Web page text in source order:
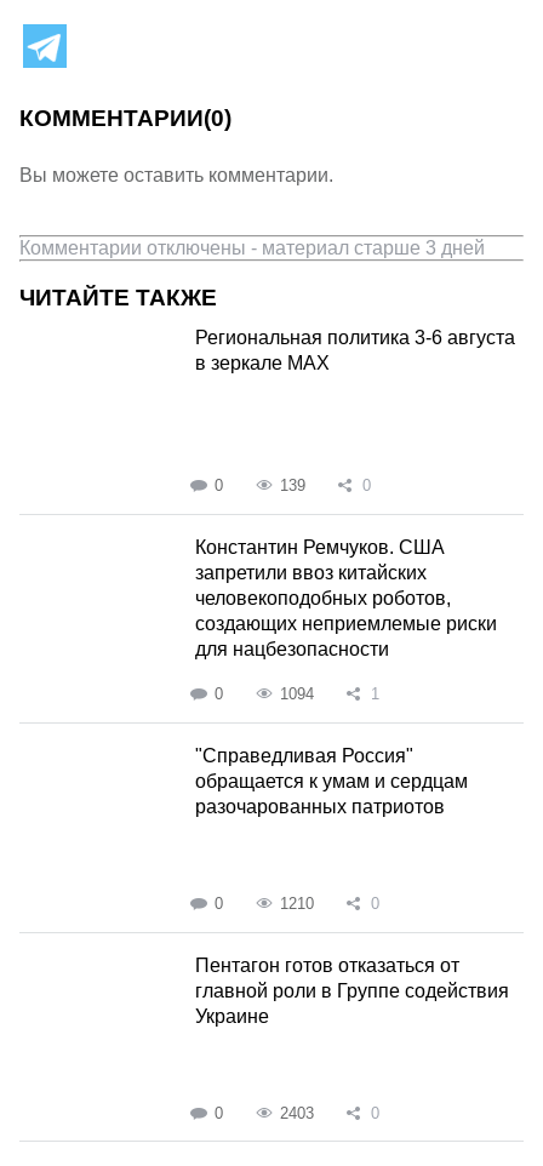
КОММЕНТАРИИ(0)
Вы можете оставить комментарии.
Комментарии отключены - материал старше 3 дней
ЧИТАЙТЕ ТАКЖЕ
Региональная политика 3-6 августа
в зеркале MAX
0 139 0
Константин Ремчуков. США
запретили ввоз китайских
человекоподобных роботов,
создающих неприемлемые риски
для нацбезопасности
0 1094 1
"Справедливая Россия"
обращается к умам и сердцам
разочарованных патриотов
0 1210 0
Пентагон готов отказаться от
главной роли в Группе содействия
Украине
0 2403 0